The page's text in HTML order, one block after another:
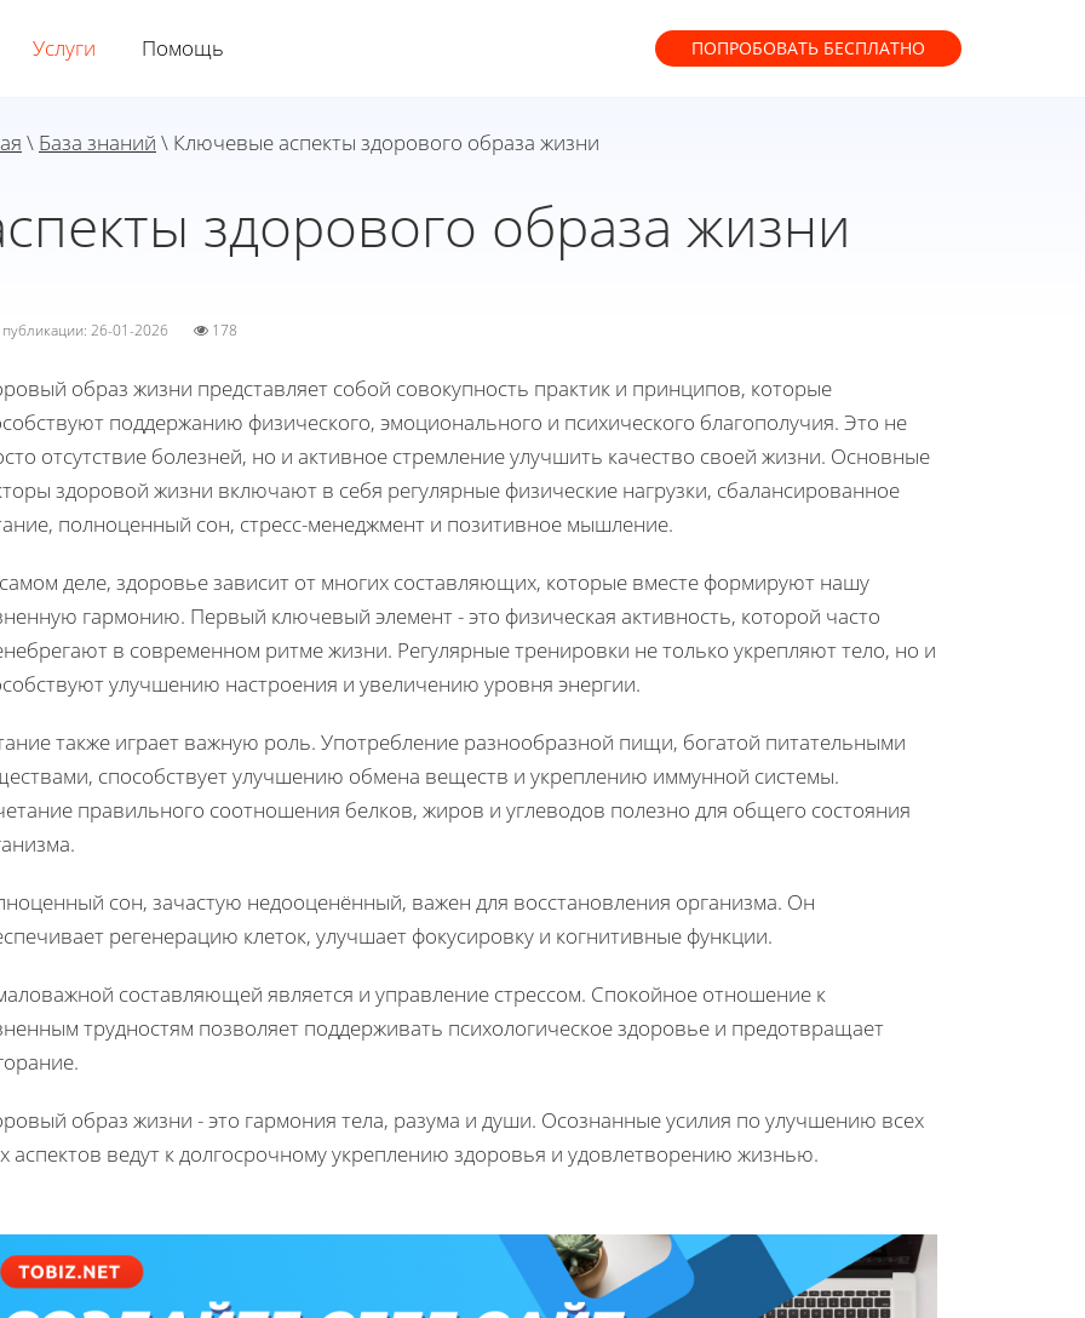
Услуги Помощь ПОПРОБОВАТЬ БЕСПЛАТНО
\ База знаний \ Ключевые аспекты здорового образа жизни
здорового образа жизни
публикации: 26-01-2026 178
образ жизни представляет собой совокупность практик и принципов, которые
поддержанию физического, эмоционального и психического благополучия. Это не
отсутствие болезней, но и активное стремление улучшить качество своей жизни. Основные
здоровой жизни включают в себя регулярные физические нагрузки, сбалансированное
полноценный сон, стресс-менеджмент и позитивное мышление.
деле, здоровье зависит от многих составляющих, которые вместе формируют нашу
гармонию. Первый ключевый элемент - это физическая активность, которой часто
в современном ритме жизни. Регулярные тренировки не только укрепляют тело, но и
улучшению настроения и увеличению уровня энергии.
также играет важную роль. Употребление разнообразной пищи, богатой питательными
способствует улучшению обмена веществ и укреплению иммунной системы.
правильного соотношения белков, жиров и углеводов полезно для общего состояния
сон, зачастую недооценённый, важен для восстановления организма. Он
регенерацию клеток, улучшает фокусировку и когнитивные функции.
составляющей является и управление стрессом. Спокойное отношение к
трудностям позволяет поддерживать психологическое здоровье и предотвращает
образ жизни - это гармония тела, разума и души. Осознанные усилия по улучшению всех
аспектов ведут к долгосрочному укреплению здоровья и удовлетворению жизнью.